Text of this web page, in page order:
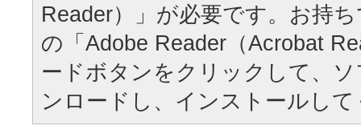
Reader）」が必要です。お持
の「Adobe Reader（Acrobat
ードボタンをクリックして、
ンロードし、インストールし